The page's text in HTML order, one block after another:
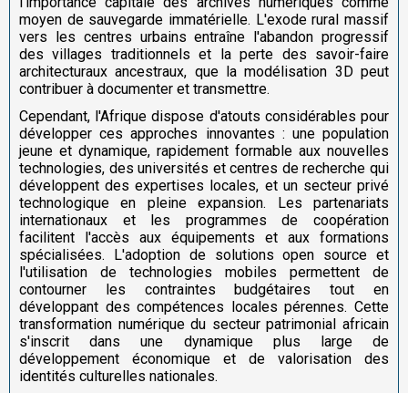
moyen de sauvegarde immatérielle. L'exode rural massif
vers les centres urbains entraîne l'abandon progressif
des villages traditionnels et la perte des savoir-faire
architecturaux ancestraux, que la modélisation 3D peut
contribuer à documenter et transmettre.
Cependant, l'Afrique dispose d'atouts considérables pour
développer ces approches innovantes : une population
jeune et dynamique, rapidement formable aux nouvelles
technologies, des universités et centres de recherche qui
développent des expertises locales, et un secteur privé
technologique en pleine expansion. Les partenariats
internationaux et les programmes de coopération
facilitent l'accès aux équipements et aux formations
spécialisées. L'adoption de solutions open source et
l'utilisation de technologies mobiles permettent de
contourner les contraintes budgétaires tout en
développant des compétences locales pérennes. Cette
transformation numérique du secteur patrimonial africain
s'inscrit dans une dynamique plus large de
développement économique et de valorisation des
identités culturelles nationales.